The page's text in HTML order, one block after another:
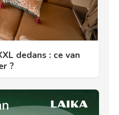
dedans : ce van
?